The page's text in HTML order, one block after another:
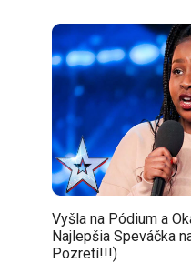
Vyšla na Pódium a
Najlepšia Speváčka
Pozretí!!!)